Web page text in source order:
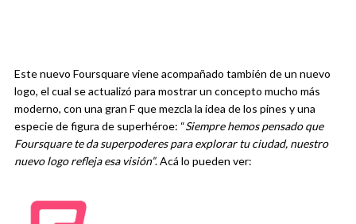
Este nuevo Foursquare viene acompañado también de un nuevo
logo, el cual se actualizó para mostrar un concepto mucho más
moderno, con una gran F que mezcla la idea de los pines y una
especie de figura de superhéroe: “Siempre hemos pensado que
Foursquare te da superpoderes para explorar tu ciudad, nuestro
nuevo logo refleja esa visión”. Acá lo pueden ver: